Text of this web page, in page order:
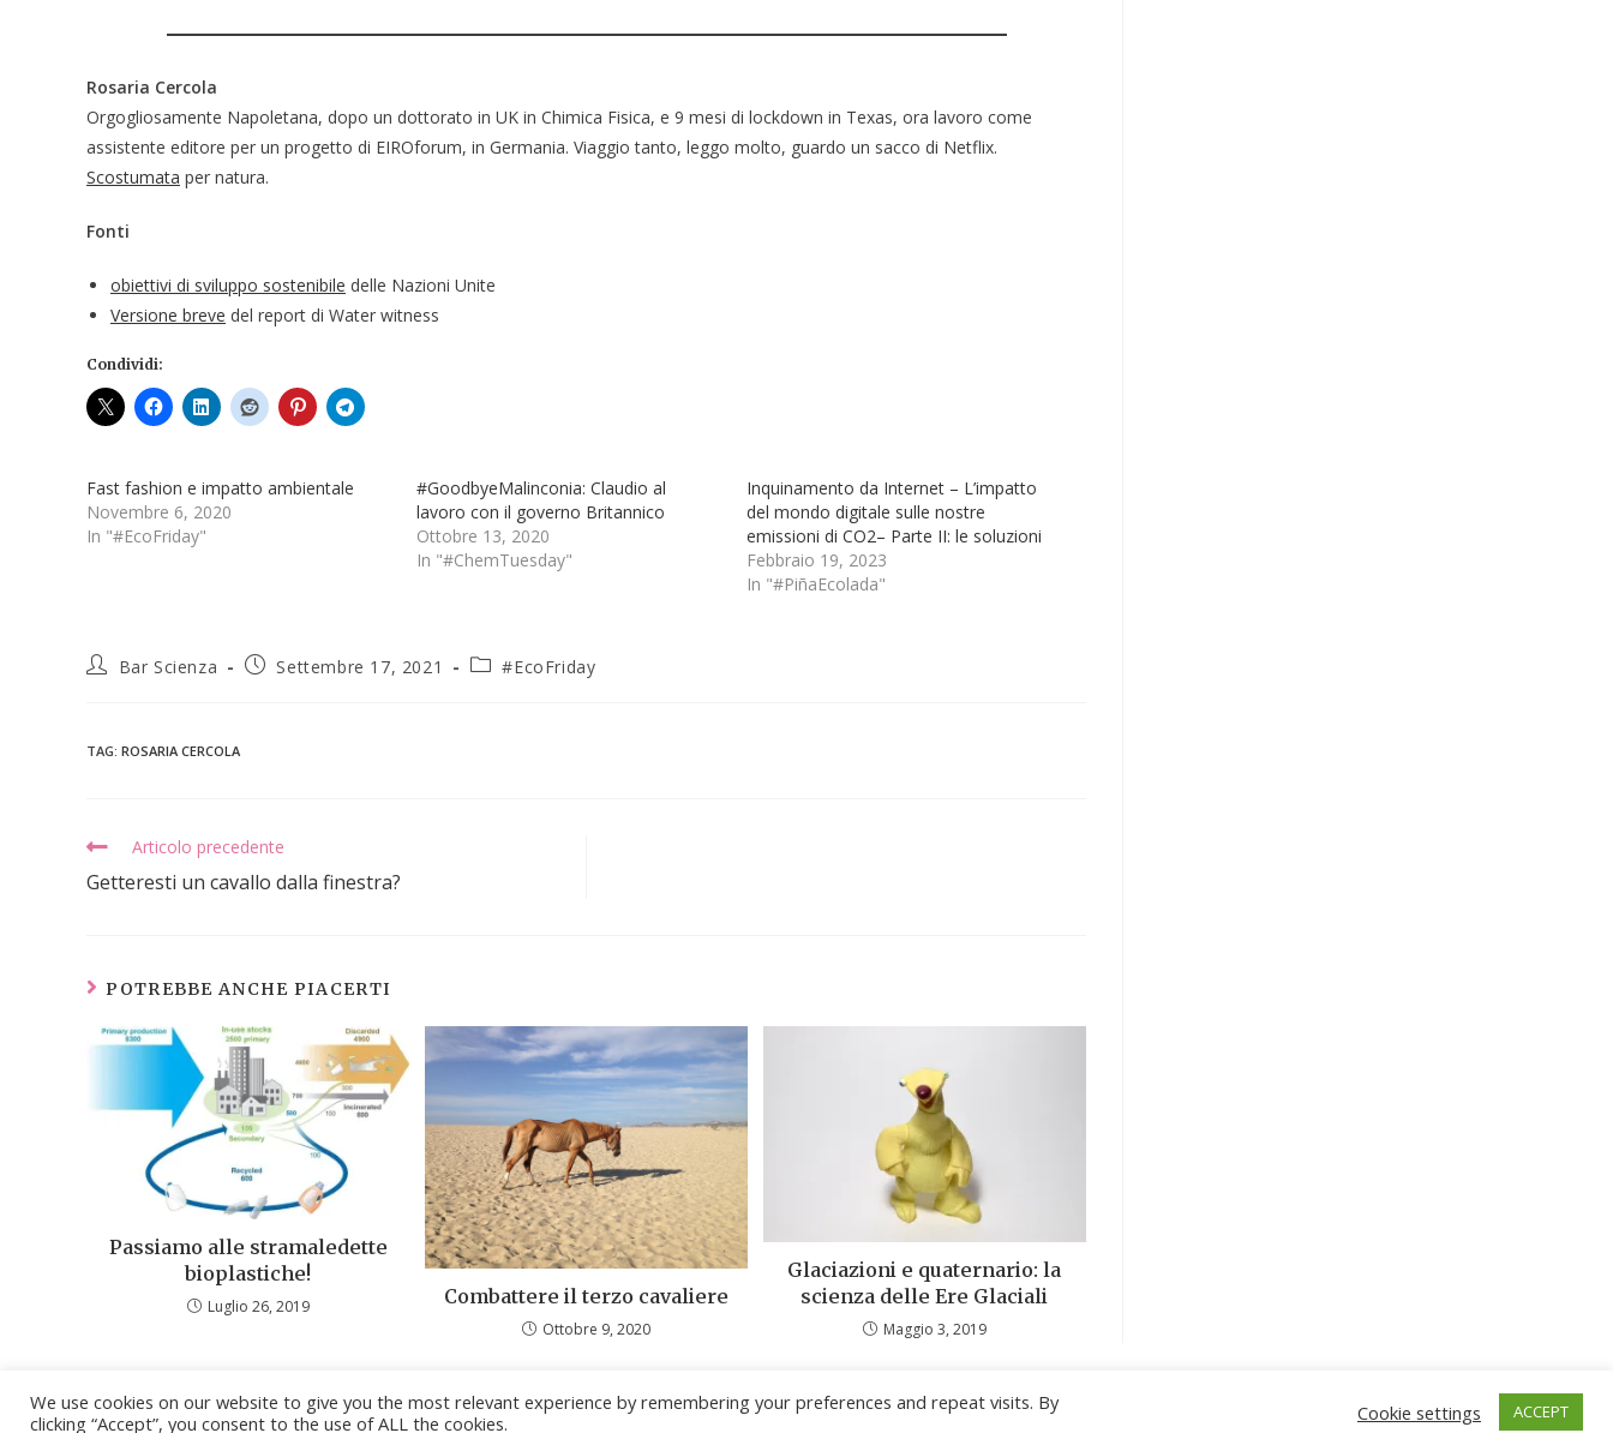
Rosaria Cercola
Orgogliosamente Napoletana, dopo un dottorato in UK in Chimica Fisica, e 9 mesi di lockdown in Texas, ora lavoro come
assistente editore per un progetto di EIROforum, in Germania. Viaggio tanto, leggo molto, guardo un sacco di Netflix.
Scostumata per natura.
Fonti
obiettivi di sviluppo sostenibile delle Nazioni Unite
Versione breve del report di Water witness
Condividi:
Fast fashion e impatto ambientale
Novembre 6, 2020
In "#EcoFriday"
#GoodbyeMalinconia: Claudio al
lavoro con il governo Britannico
Ottobre 13, 2020
In "#ChemTuesday"
Inquinamento da Internet – L’impatto
del mondo digitale sulle nostre
emissioni di CO2– Parte II: le soluzioni
Febbraio 19, 2023
In "#PiñaEcolada"
Bar Scienza Settembre 17, 2021 #EcoFriday
TAG: ROSARIA CERCOLA
Articolo precedente
Getteresti un cavallo dalla finestra?
POTREBBE ANCHE PIACERTI
Passiamo alle stramaledette
bioplastiche!
Luglio 26, 2019 Combattere il terzo cavaliere
Ottobre 9, 2020
Glaciazioni e quaternario: la
scienza delle Ere Glaciali
Maggio 3, 2019
We use cookies on our website to give you the most relevant experience by remembering your preferences and repeat visits. By
clicking “Accept”, you consent to the use of ALL the cookies.
Cookie settings ACCEPT